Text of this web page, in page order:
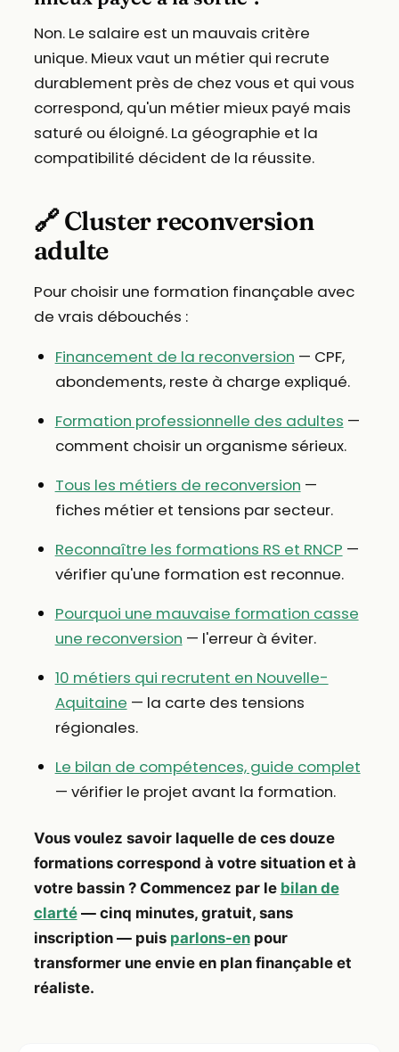
Non. Le salaire est un mauvais critère
unique. Mieux vaut un métier qui recrute
durablement près de chez vous et qui vous
correspond, qu'un métier mieux payé mais
saturé ou éloigné. La géographie et la
compatibilité décident de la réussite.
🔗 Cluster reconversion
adulte
Pour choisir une formation finançable avec
de vrais débouchés :
Financement de la reconversion — CPF,
abondements, reste à charge expliqué.
Formation professionnelle des adultes —
comment choisir un organisme sérieux.
Tous les métiers de reconversion —
fiches métier et tensions par secteur.
Reconnaître les formations RS et RNCP —
vérifier qu'une formation est reconnue.
Pourquoi une mauvaise formation casse
une reconversion — l'erreur à éviter.
10 métiers qui recrutent en Nouvelle-
Aquitaine — la carte des tensions
régionales.
Le bilan de compétences, guide complet
— vérifier le projet avant la formation.
Vous voulez savoir laquelle de ces douze
formations correspond à votre situation et à
votre bassin ? Commencez par le bilan de
clarté— cinq minutes, gratuit, sans
inscription — puis parlons-enpour
transformer une envie en plan finançable et
réaliste.